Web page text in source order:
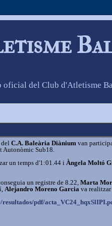
oficial del Club d'Atletisme
C.A. Baleària Diànium van
Autonòmic Sub18.
un temps d'1:01.44 i Àngela Moltó
un registre de 8.22, Marta
Alejandro Moreno Garcia va realitzar
resultados/pdf/